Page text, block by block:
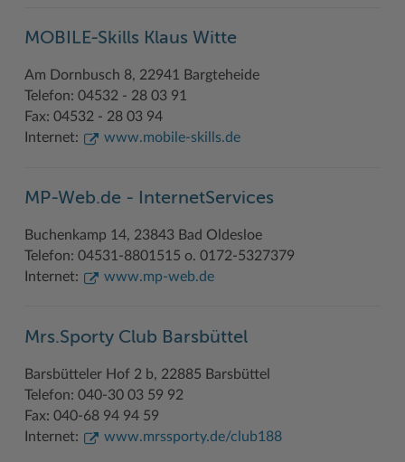
MOBILE-Skills Klaus Witte
Am Dornbusch 8, 22941 Bargteheide
Telefon: 04532 - 28 03 91
Fax: 04532 - 28 03 94
Internet:
www.mobile-skills.de
MP-Web.de - InternetServices
Buchenkamp 14, 23843 Bad Oldesloe
Telefon: 04531-8801515 o. 0172-5327379
Internet:
www.mp-web.de
Mrs.Sporty Club Barsbüttel
Barsbütteler Hof 2 b, 22885 Barsbüttel
Telefon: 040-30 03 59 92
Fax: 040-68 94 94 59
Internet:
www.mrssporty.de/club188